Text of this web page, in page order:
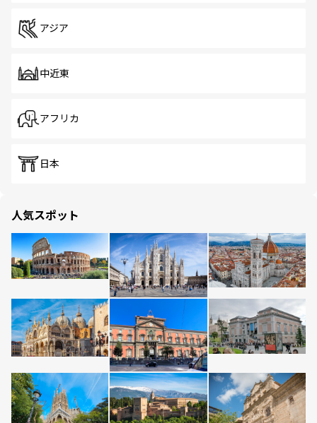
アジア
中近東
アフリカ
日本
人気スポット